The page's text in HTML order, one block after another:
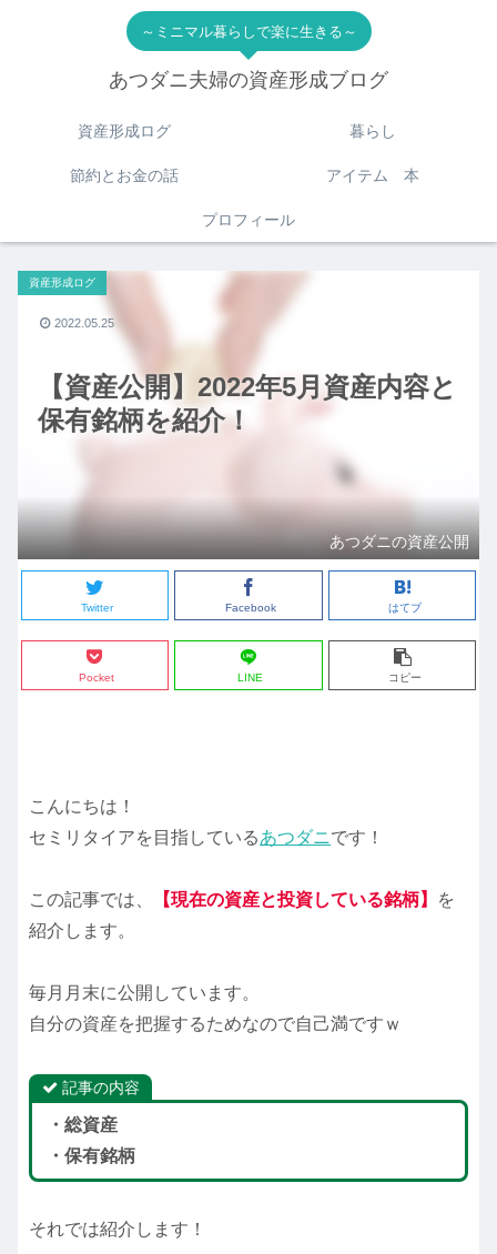
～ミニマル暮らしで楽に生きる～
あつダニ夫婦の資産形成ブログ
資産形成ログ 暮らし
節約とお金の話 アイテム 本
プロフィール
【資産公開】2022年5月資産内容と
保有銘柄を紹介！
資産形成ログ
あつダニの資産公開
Twitter Facebook はてブ
Pocket LINE コピー
2022.05.25
こんにちは！
セミリタイアを目指しているあつダニです！
この記事では、 【現在の資産と投資している銘柄】
を
紹介します。
毎月月末に公開しています。
自分の資産を把握するためなので自己満ですｗ
記事の内容
・総資産
・保有銘柄
それでは紹介します！